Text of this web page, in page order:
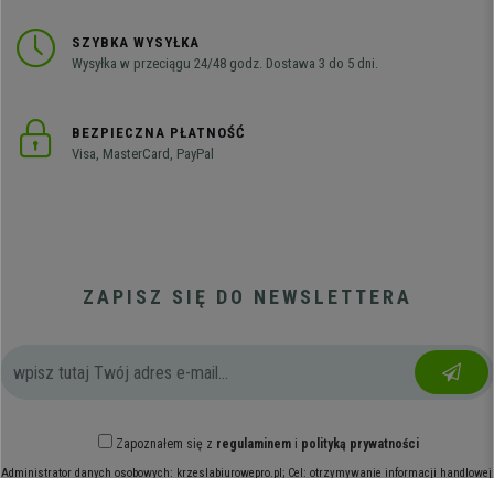
SZYBKA WYSYŁKA
Wysyłka w przeciągu 24/48 godz. Dostawa 3 do 5 dni.
BEZPIECZNA PŁATNOŚĆ
Visa, MasterCard, PayPal
ZAPISZ SIĘ DO NEWSLETTERA
Zapoznałem się z regulaminemi polityką prywatności
Administrator danych osobowych: krzeslabiurowepro.pl; Cel: otrzymywanie informacji handlowej;